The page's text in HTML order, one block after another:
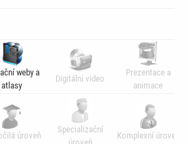
weby a
atlasy
Digitální video
Prezentace a
animace
úroveň
Specializační
Komplexní úroveň